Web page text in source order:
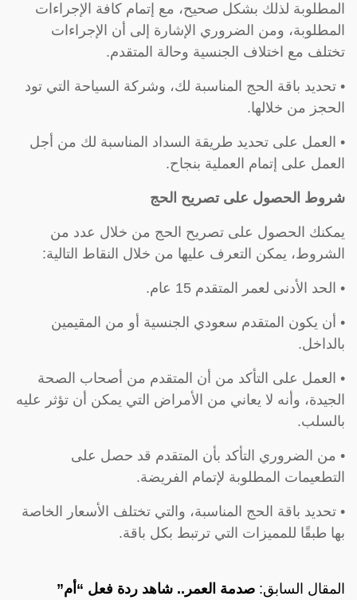
المطلوبة لذلك بشكل صحيح، مع إتمام كافة الإجراءات
المطلوبة، ومن الضروري الإشارة إلى أن الإجراءات
تختلف مع اختلاف الجنسية وحالة المتقدم.
• تحديد باقة الحج المناسبة لك، وشركة السياحة التي تود
الحجز من خلالها.
• العمل على تحديد طريقة السداد المناسبة لك من أجل
العمل على إتمام العملية بنجاح.
شروط الحصول على تصريح الحج
يمكنك الحصول على تصريح الحج من خلال عدد من
الشروط، يمكن التعرف عليها من خلال النقاط التالية:
• الحد الأدنى لعمر المتقدم 15 عام.
• أن يكون المتقدم سعودي الجنسية أو من المقيمين
بالداخل.
• العمل على التأكد من أن المتقدم من أصحاب الصحة
الجيدة، وأنه لا يعاني من الأمراض التي يمكن أن تؤثر عليه
بالسلب.
• من الضروري التأكد بأن المتقدم قد حصل على
التطعيمات المطلوبة لإتمام الفريضة.
• تحديد باقة الحج المناسبة، والتي تختلف الأسعار الخاصة
بها طبقًا للمميزات التي ترتبط بكل باقة.
المقال السابق: صدمة العمر.. شاهد ردة فعل “أم”